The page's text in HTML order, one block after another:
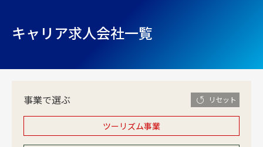
キャリア求人会社一覧
事業で選ぶ
ツーリズム事業
リセット